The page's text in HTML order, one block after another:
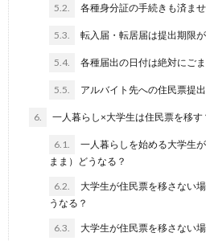
5.2. 各種身分証の手続きも済ま
5.3. 転入届・転居届は提出期限
5.4. 各種届出の日付は絶対にご
5.5. アルバイト先への住民票提
6. 一人暮らし×大学生は住民票を移
6.1.
一人暮らしを始める大学生
まま）どうなる？
6.2.
大学生が住民票を移さない
うなる？
6.3. 大学生が住民票を移さない